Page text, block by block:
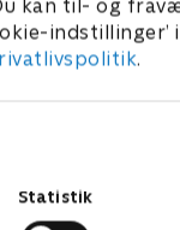
kan til- og
indstillinger’
.
Statistik